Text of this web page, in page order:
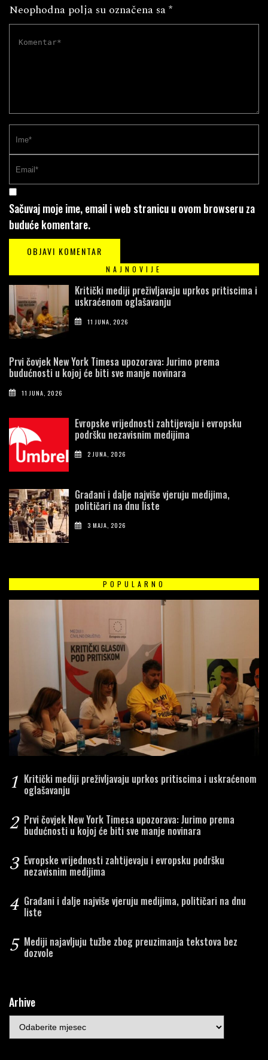
Neophodna polja su označena sa*
Sačuvaj moje ime, email i web stranicu u ovom browseru za
buduće komentare.
NAJNOVIJE
Kritički mediji preživljavaju uprkos pritiscima i
uskraćenom oglašavanju
11 JUNA, 2026
Prvi čovjek New York Timesa upozorava: Jurimo prema
budućnosti u kojoj će biti sve manje novinara
11 JUNA, 2026
Evropske vrijednosti zahtijevaju i evropsku
podršku nezavisnim medijima
2 JUNA, 2026
Građani i dalje najviše vjeruju medijima,
političari na dnu liste
3 MAJA, 2026
POPULARNO
1 Kritički mediji preživljavaju uprkos pritiscima i uskraćenom
oglašavanju
2 Prvi čovjek New York Timesa upozorava: Jurimo prema
budućnosti u kojoj će biti sve manje novinara
3 Evropske vrijednosti zahtijevaju i evropsku podršku
nezavisnim medijima
4 Građani i dalje najviše vjeruju medijima, političari na dnu
liste
5 Mediji najavljuju tužbe zbog preuzimanja tekstova bez
dozvole
Arhive